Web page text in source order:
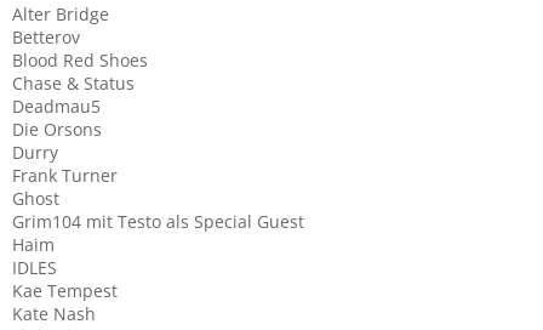
:
Alter Bridge
Betterov
Blood Red Shoes
Chase & Status
Deadmau5
Die Orsons
Durry
Frank Turner
Ghost
Grim104 mit Testo als Special Guest
Haim
IDLES
Kae Tempest
Kate Nash